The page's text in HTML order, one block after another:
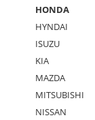
HONDA
HYNDAI
ISUZU
KIA
MAZDA
MITSUBISHI
NISSAN